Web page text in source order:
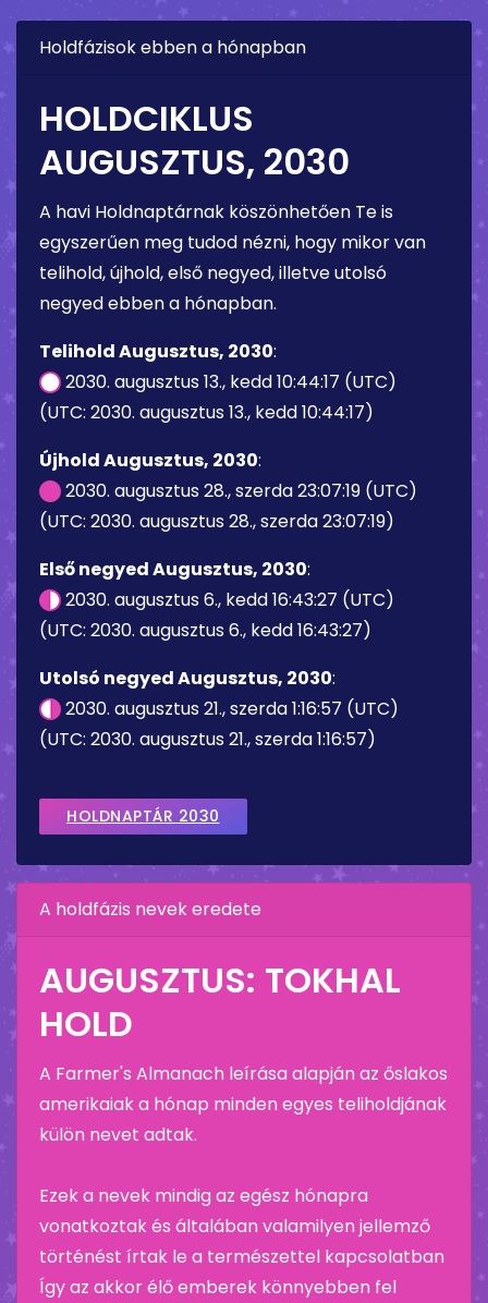
Holdfázisok ebben a hónapban
HOLDCIKLUS
AUGUSZTUS, 2030
A havi Holdnaptárnak köszönhetően Te is
egyszerűen meg tudod nézni, hogy mikor van
telihold, újhold, első negyed, illetve utolsó
negyed ebben a hónapban.
Telihold Augusztus, 2030:
2030. augusztus 13., kedd 10:44:17 (UTC)
(UTC: 2030. augusztus 13., kedd 10:44:17)
Újhold Augusztus, 2030:
2030. augusztus 28., szerda 23:07:19 (UTC)
(UTC: 2030. augusztus 28., szerda 23:07:19)
Első negyed Augusztus, 2030:
2030. augusztus 6., kedd 16:43:27 (UTC)
(UTC: 2030. augusztus 6., kedd 16:43:27)
Utolsó negyed Augusztus, 2030:
2030. augusztus 21., szerda 1:16:57 (UTC)
(UTC: 2030. augusztus 21., szerda 1:16:57)
HOLDNAPTÁR 2030
A holdfázis nevek eredete
AUGUSZTUS: TOKHAL
HOLD
A Farmer's Almanach leírása alapján az őslakos
amerikaiak a hónap minden egyes teliholdjának
külön nevet adtak.
Ezek a nevek mindig az egész hónapra
vonatkoztak és általában valamilyen jellemző
történést írtak le a természettel kapcsolatban
Így az akkor élő emberek könnyebben fel